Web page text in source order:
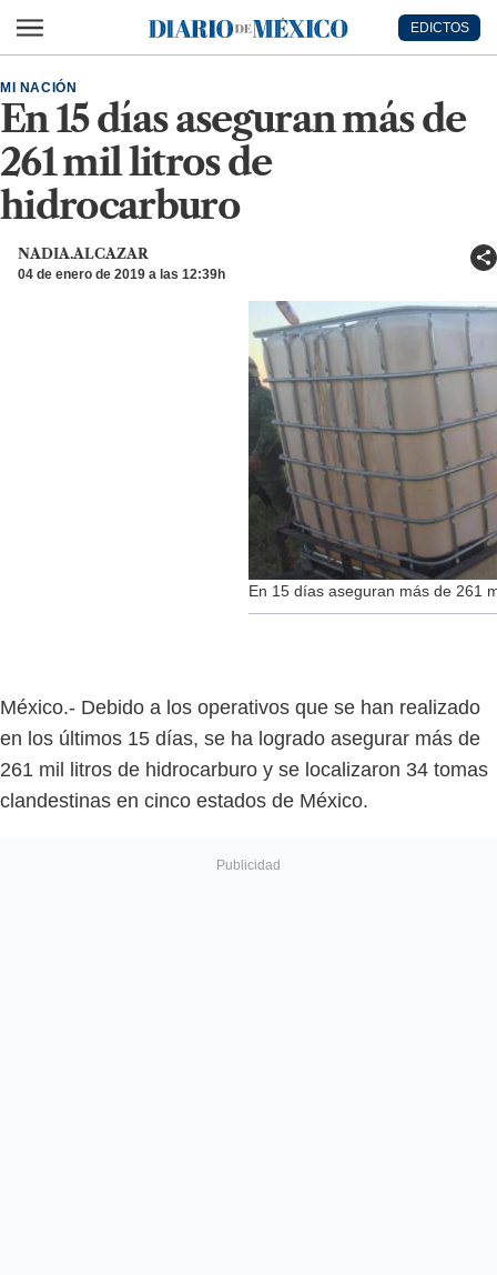
Diario de México
EDICTOS
En 15 días aseguran más de
261 mil litros de
hidrocarburo
MI NACIÓN
NADIA.ALCAZAR
04 de enero de 2019 a las 12:39h
En 15 días aseguran más de 261
México.- Debido a los operativos que se han realizado
en los últimos 15 días, se ha logrado asegurar más de
261 mil litros de hidrocarburo y se localizaron 34 tomas
clandestinas en cinco estados de México.